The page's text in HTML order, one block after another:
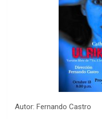
Autor: Fernando Castro